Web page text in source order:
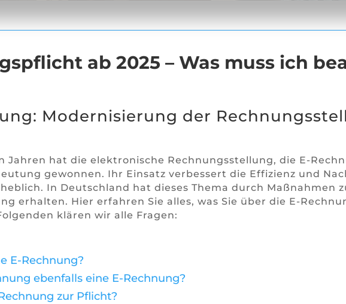
ab 2025 – Was muss ich
Modernisierung der
Jahren hat die elektronische Rechnungsstellung, die E-
gewonnen. Ihr Einsatz verbessert die Effizienz und
In Deutschland hat dieses Thema durch Maßnahmen
erhalten. Hier erfahren Sie alles, was Sie über die E-
klären wir alle Fragen:
E-Rechnung?
ebenfalls eine E-Rechnung?
zur Pflicht?